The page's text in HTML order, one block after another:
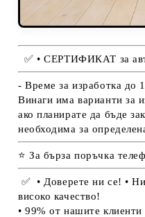
✅ • СЕРТИФИКАТ за
- Време за изработка до
Винаги има варианти за
ако планирате да бъде
необходима за
⭐ За бърза поръчка
✅
• Доверете ни се! •
високо качество!
• 99% от нашите клиенти